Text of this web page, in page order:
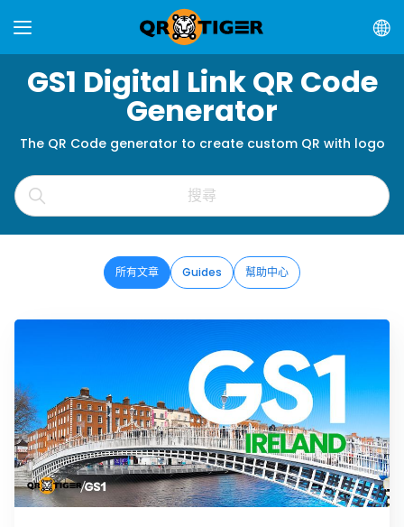
GS1 Digital Link QR Code
Generator
The QR Code generator to create custom QR with logo
所有文章 Guides 幫助中心